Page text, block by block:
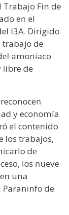
Trabajo Fin de
en el
I3A. Dirigido
trabajo de
amoniaco
libre de
y economía
el contenido
los trabajos,
de
los nueve
una
Paraninfo de